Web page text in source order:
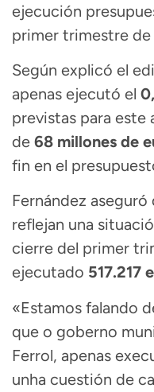
ejecución
primer trimestre de
Según explicó el
apenas ejecutó el
previstas para este
de 68 millones de
fin en el
Fernández
reflejan una
cierre del primer
ejecutado 517.217
«Estamos falando
que o goberno
Ferrol, apenas
unha cuestión de